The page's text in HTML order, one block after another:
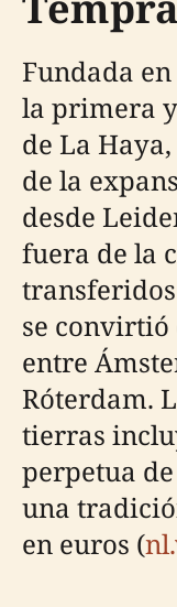
Fundada en
la primera
de La
de la
desde
fuera de la
se convirtió
entre
Róterdam.
tierras
perpetua
una
en euros (